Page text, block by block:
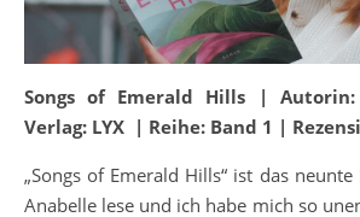
Songs of Emerald Hills |
Verlag: LYX | Reihe: Band 1 |
„Songs of Emerald Hills“ ist das
Anabelle lese und ich habe mich so